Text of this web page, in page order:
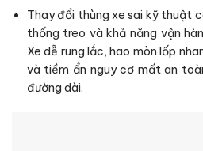
Thay đổi thùng xe sai kỹ thuật
thống treo và khả năng vận
Xe dễ rung lắc, hao mòn lốp
và tiềm ẩn nguy cơ mất an
đường dài.